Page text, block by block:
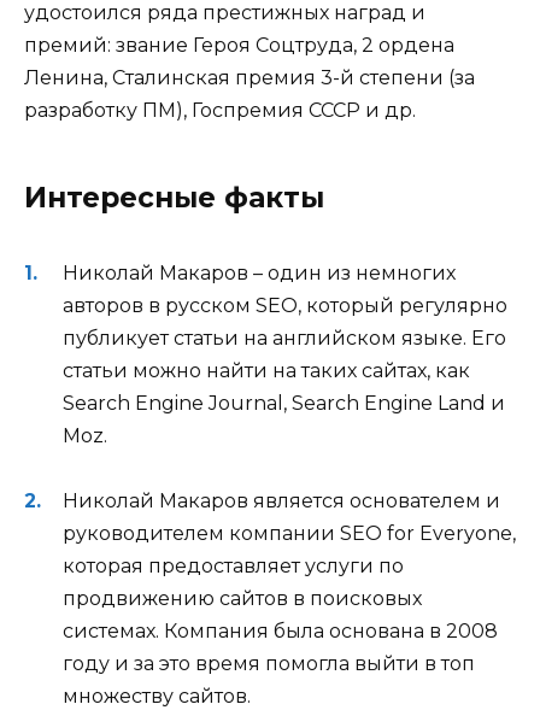
удостоился ряда престижных наград и
премий: звание Героя Соцтруда, 2 ордена
Ленина, Сталинская премия 3-й степени (за
разработку ПМ), Госпремия СССР и др.
Интересные факты
Николай Макаров – один из немногих
авторов в русском SEO, который регулярно
публикует статьи на английском языке. Его
статьи можно найти на таких сайтах, как
Search Engine Journal, Search Engine Land и
Moz.
Николай Макаров является основателем и
руководителем компании SEO for Everyone,
которая предоставляет услуги по
продвижению сайтов в поисковых
системах. Компания была основана в 2008
году и за это время помогла выйти в топ
множеству сайтов.